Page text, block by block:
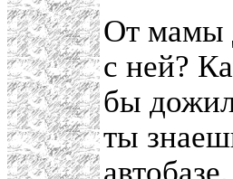
От мамы
с ней?
бы
ты